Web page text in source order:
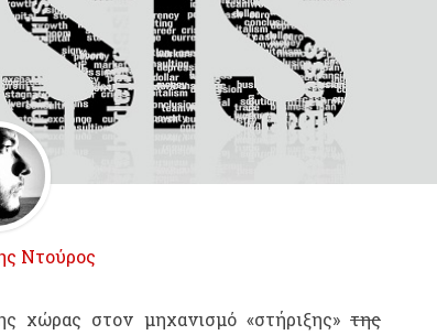
Ντούρος
χώρας στον μηχανισμό «στήριξης» της